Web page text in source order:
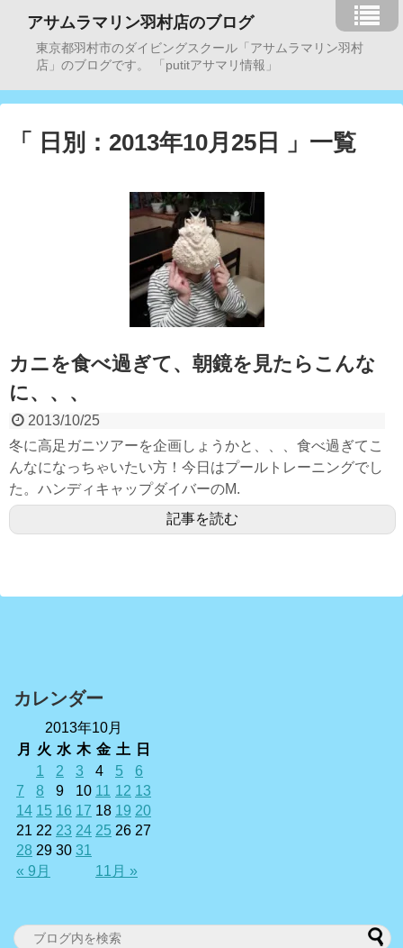
アサムラマリン羽村店のブログ
東京都羽村市のダイビングスクール「アサムラマリン羽村
店」のブログです。 「putitアサマリ情報」
「 日別：2013年10月25日 」一覧
カニを食べ過ぎて、朝鏡を見たらこんな
に、、、
2013/10/25
冬に高足ガニツアーを企画しょうかと、、、食べ過ぎてこ
んなになっちゃいたい方！今日はプールトレーニングでし
た。ハンディキャップダイバーのM.
記事を読む
カレンダー
2013年10月
月
火 水 木 金 土 日
« 9月 11月 »
1 2 3 4 5
6
7
8 9 10 11 12 13
14 15 16 17 18 19 20
21 22 23 24 25 26 27
28 29 30 31